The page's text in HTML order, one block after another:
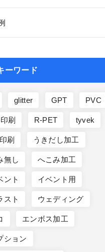
ーワード
glitter GPT PVC
刷 R-PET tyvek
刷 うきだし加工
無し へこみ加工
ント イベント用
スト ウェディング
エンボス加工
ション